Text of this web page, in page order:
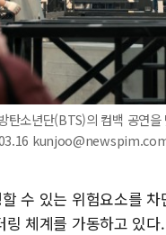
탄소년단(BTS)의 컴백 공연
수 있는 위험요소를
체계를 가동하고 있다.